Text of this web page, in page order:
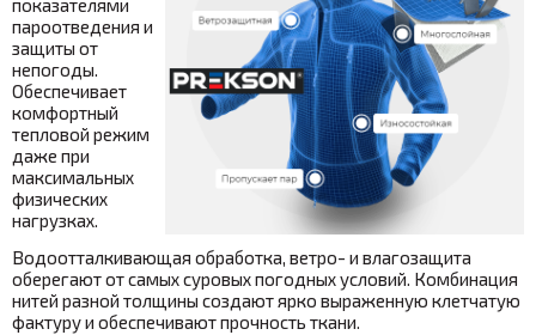
показателями
пароотведения и
защиты от
непогоды.
Обеспечивает
комфортный
тепловой режим
даже при
максимальных
физических
нагрузках.
Водоотталкивающая обработка, ветро- и влагозащита
оберегают от самых суровых погодных условий. Комбинация
нитей разной толщины создают ярко выраженную клетчатую
фактуру и обеспечивают прочность ткани.